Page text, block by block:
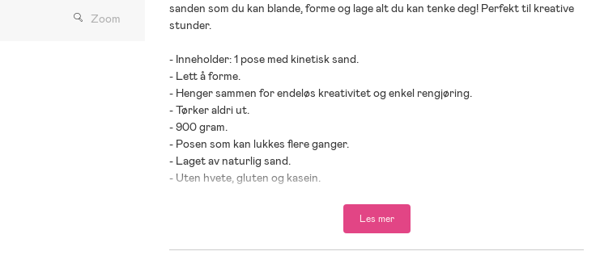
Zoom
sanden som du kan blande, forme og lage alt du kan tenke deg! Perfekt til kreative
stunder.
- Inneholder: 1 pose med kinetisk sand.
- Lett å forme.
- Henger sammen for endeløs kreativitet og enkel rengjøring.
- Tørker aldri ut.
- 900 gram.
- Posen som kan lukkes flere ganger.
- Laget av naturlig sand.
- Uten hvete, gluten og kasein.
Les mer